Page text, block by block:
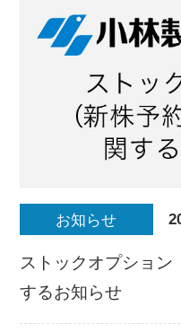
お知らせ
ストックオプション
するお知らせ